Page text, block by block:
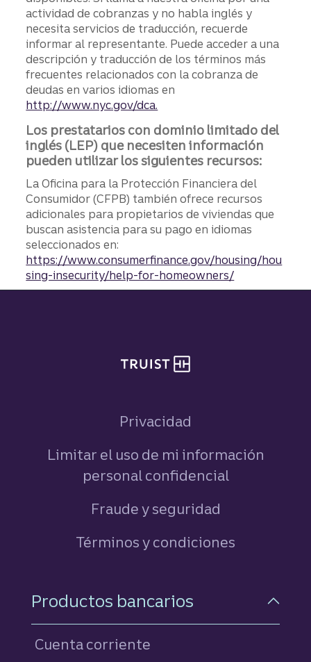
actividad de cobranzas y no habla inglés y
necesita servicios de traducción, recuerde
informar al representante. Puede acceder a una
descripción y traducción de los términos más
frecuentes relacionados con la cobranza de
deudas en varios idiomas en
http://www.nyc.gov/dca.
Los prestatarios con dominio limitado del
inglés (LEP) que necesiten información
pueden utilizar los siguientes recursos:
La Oficina para la Protección Financiera del
Consumidor (CFPB) también ofrece recursos
adicionales para propietarios de viviendas que
buscan asistencia para su pago en idiomas
seleccionados en:
https://www.consumerfinance.gov/housing/hou
sing-insecurity/help-for-homeowners/
Privacidad
Limitar el uso de mi información
personal confidencial
Fraude y seguridad
Términos y condiciones
Navegación a pie de
Productos bancarios
Cuenta corriente